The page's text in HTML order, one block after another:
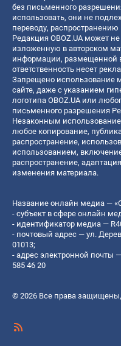
без письменного
использовать, они не
переводу,
Редакция OBOZ.UA может
изложенную в авторском
информации, размещенной
ответственность несет
Запрещено использование
сайте, даже с указанием
логотипа OBOZ.UA или
письменного разрешения
Незаконным
любое копирование,
распространение,
использованием,
распространение,
изменения материала.
Название онлайн медиа —
- субъект в сфере онлайн
- идентификатор медиа —
- почтовый адрес — ул.
01013;
- адрес электронной почты —
585 46 20
© 2026 Все права